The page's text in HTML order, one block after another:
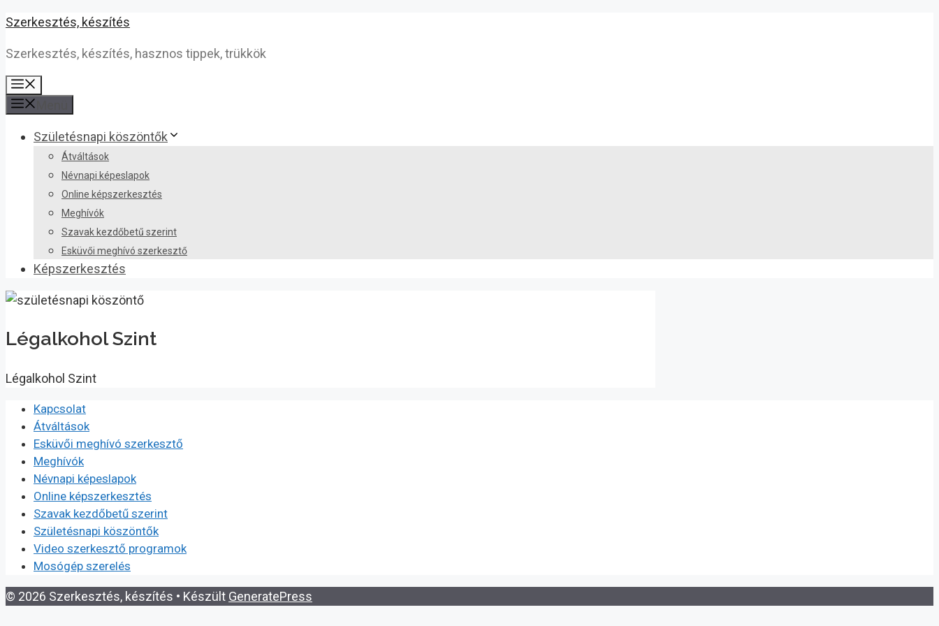
Kilépés
tartalomba
Szerkesztés, készítés
Szerkesztés, készítés, hasznos tippek, trükkök
Születésnapi köszöntők
Átváltások
Névnapi képeslapok
Online képszerkesztés
Meghívók
Szavak kezdőbetű szerint
Esküvői meghívó szerkesztő
Képszerkesztés
Légalkohol Szint
Légalkohol Szint
Kapcsolat
Átváltások
Esküvői meghívó szerkesztő
Meghívók
Névnapi képeslapok
Online képszerkesztés
Szavak kezdőbetű szerint
Születésnapi köszöntők
Video szerkesztő programok
Mosógép szerelés
© 2026 Szerkesztés, készítés • Készült GeneratePress